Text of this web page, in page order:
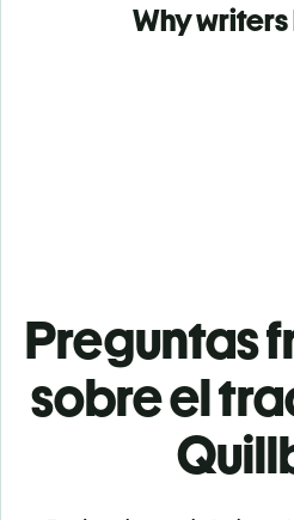
Why
Preguntas
sobre el